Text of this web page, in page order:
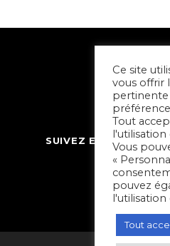
SUIVEZ ET
Ce site
vous offrir
Tout
l'utilisation
Vous
«
pouvez
l'utilisation
Tout